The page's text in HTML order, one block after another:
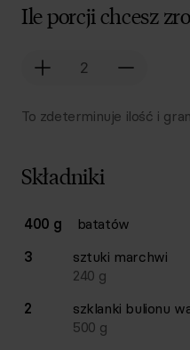
Ile porcji chcesz
To zdeterminuje ilość i
Składniki
Lista składników
Ilość Składnik
400 g
batatów
3
sztuki marchwi
240 g
2
szklanki bulionu
500 g